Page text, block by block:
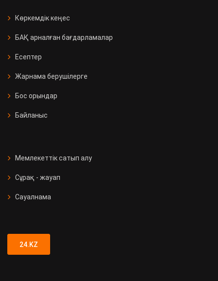
Көркемдік кеңес
БАҚ арналған бағдарламалар
Есептер
Жарнама берушілерге
Бос орындар
Байланыс
Мемлекеттік сатып алу
Сұрақ - жауап
Сауалнама
24.KZ